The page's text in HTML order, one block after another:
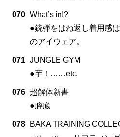
070 What’s in!?
●銃弾をはね返し着用感
のアイウェア。
071 JUNGLE GYM
●芋！……etc.
076
超解体新書
●膵臓
078
BAKA TRAINING